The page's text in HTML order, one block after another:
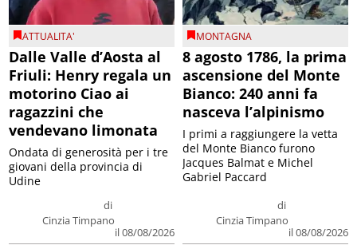
ATTUALITA'
Dalle Valle d’Aosta al
Friuli: Henry regala un
motorino Ciao ai
ragazzini che
vendevano limonata
di
Cinzia Timpano
il 08/08/2026
Ondata di generosità per i tre
giovani della provincia di
Udine
MONTAGNA
8 agosto 1786, la prima
ascensione del Monte
Bianco: 240 anni fa
nasceva l’alpinismo
di
Cinzia Timpano
il 08/08/2026
I primi a raggiungere la vetta
del Monte Bianco furono
Jacques Balmat e Michel
Gabriel Paccard